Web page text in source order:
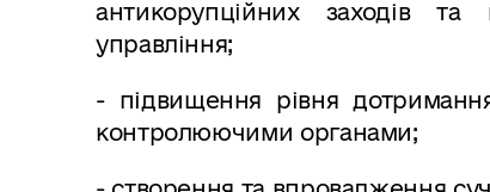
антикорупційних заходів
управління;
- підвищення рівня
контролюючими органами;